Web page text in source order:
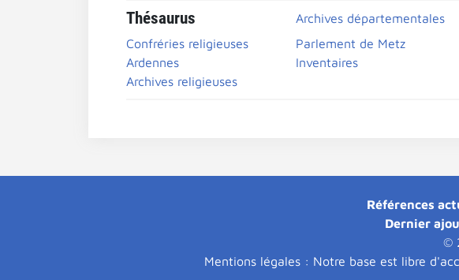
Thésaurus
Archives départementales
Confréries religieuses
Parlement de Metz
Ardennes
Inventaires
Archives religieuses
Références
Dernier
©
Mentions légales : Notre base est libre